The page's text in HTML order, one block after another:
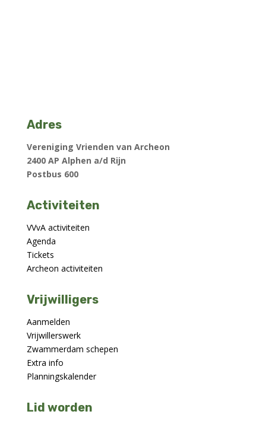
Postbus 600
Activiteiten
VVvA activiteiten
Tickets
Vrijwilligers
Aanmelden
Zwammerdam schepen
Extra info
Planningskalender
Lid worden
Lid worden
Algemene informatie